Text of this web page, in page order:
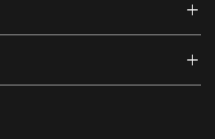
Facebook (external link)
on Instagram (external link)
Thule on Youtube (external